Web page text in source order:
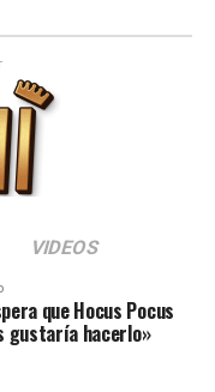
VIDEOS
que Hocus Pocus
gustaría hacerlo»